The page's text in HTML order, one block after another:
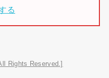
る
Rights Reserved.]